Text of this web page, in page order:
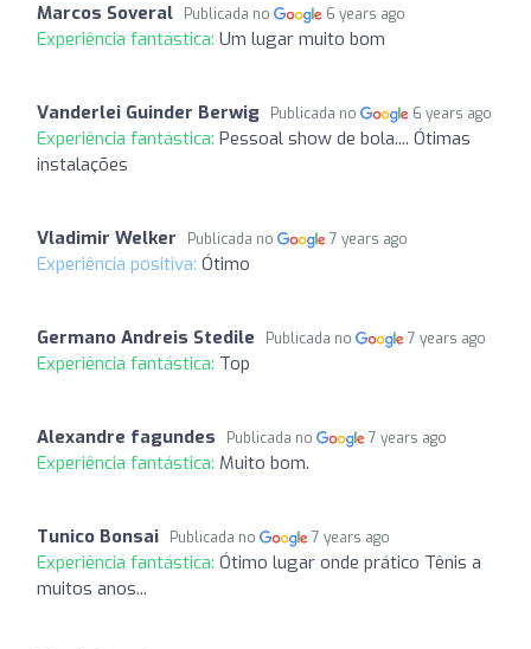
Marcos Soveral Publicada no 6 years ago
Experiência fantástica: Um lugar muito bom
Vanderlei Guinder Berwig Publicada no 6 years ago
Experiência fantástica: Pessoal show de bola.... Ótimas
instalações
Vladimir Welker Publicada no 7 years ago
Experiência positiva: Ótimo
Germano Andreis Stedile Publicada no 7 years ago
Experiência fantástica: Top
Alexandre fagundes Publicada no 7 years ago
Experiência fantástica: Muito bom.
Tunico Bonsai Publicada no 7 years ago
Experiência fantástica: Ótimo lugar onde prático Tênis a
muitos anos...